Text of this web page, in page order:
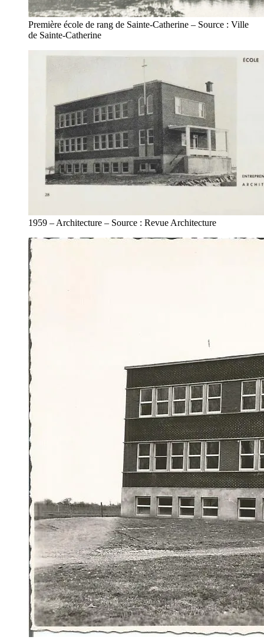
Première école de rang de Sainte-Catherine – Source : Ville
de Sainte-Catherine
1959 – Architecture – Source : Revue Architecture